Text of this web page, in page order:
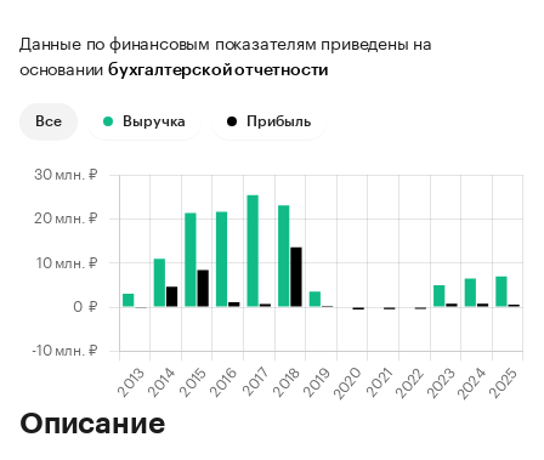
Данные по финансовым показателям приведены на
основании бухгалтерской отчетности
Все Выручка Прибыль
Описание